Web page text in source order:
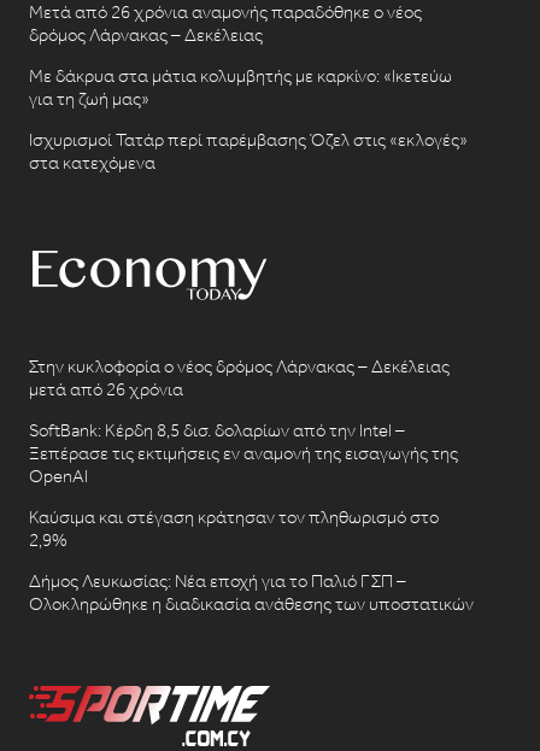
Μετά από 26 χρόνια αναμονής παραδόθηκε ο νέος
δρόμος Λάρνακας – Δεκέλειας
Με δάκρυα στα μάτια κολυμβητής με καρκίνο: «Ικετεύω
για τη ζωή μας»
Ισχυρισμοί Τατάρ περί παρέμβασης Όζελ στις «εκλογές»
στα κατεχόμενα
Στην κυκλοφορία ο νέος δρόμος Λάρνακας – Δεκέλειας
μετά από 26 χρόνια
SoftBank: Κέρδη 8,5 δισ. δολαρίων από την Intel –
Ξεπέρασε τις εκτιμήσεις εν αναμονή της εισαγωγής της
OpenAI
Καύσιμα και στέγαση κράτησαν τον πληθωρισμό στο
2,9%
Δήμος Λευκωσίας: Νέα εποχή για το Παλιό ΓΣΠ –
Ολοκληρώθηκε η διαδικασία ανάθεσης των υποστατικών